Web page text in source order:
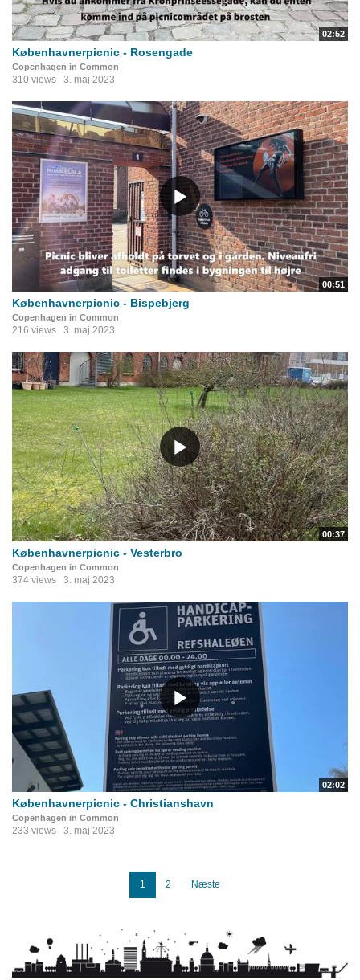
02:52
Københavnerpicnic - Rosengade
Copenhagen in Common
310 views 3. maj 2023
00:51
Københavnerpicnic - Bispebjerg
Copenhagen in Common
216 views 3. maj 2023
00:37
Københavnerpicnic - Vesterbro
Copenhagen in Common
374 views 3. maj 2023
02:02
Københavnerpicnic - Christianshavn
Copenhagen in Common
233 views 3. maj 2023
1 2 Næste